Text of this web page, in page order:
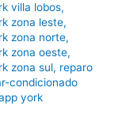
villa lobos,
zona leste,
zona norte,
zona oeste,
zona sul, reparo
condicionado
york